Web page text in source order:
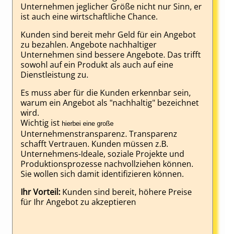
Unternehmen jeglicher Größe nicht nur Sinn, er
ist auch eine wirtschaftliche Chance.
Kunden sind bereit mehr Geld für ein Angebot
zu bezahlen. Angebote nachhaltiger
Unternehmen sind bessere Angebote. Das trifft
sowohl auf ein Produkt als auch auf eine
Dienstleistung zu.
Es muss aber für die Kunden erkennbar sein,
warum ein Angebot als "nachhaltig" bezeichnet
wird.
Wichtig ist hierbei eine große
Unternehmenstransparenz. Transparenz
schafft Vertrauen. Kunden müssen z.B.
Unternehmens-Ideale, soziale Projekte und
Produktionsprozesse nachvollziehen können.
Sie wollen sich damit identifizieren können.
Ihr Vorteil: Kunden sind bereit, höhere Preise
für Ihr Angebot zu akzeptieren